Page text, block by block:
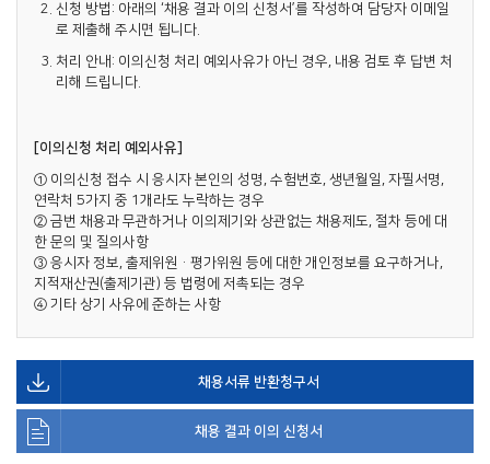
신청 방법: 아래의 ‘채용 결과 이의 신청서’를 작성하여 담당자 이메일
로 제출해 주시면 됩니다.
처리 안내: 이의신청 처리 예외사유가 아닌 경우, 내용 검토 후 답변 처
리해 드립니다.
[이의신청 처리 예외사유]
① 이의신청 접수 시 응시자 본인의 성명, 수험번호, 생년월일, 자필서명,
연락처 5가지 중 1개라도 누락하는 경우
② 금번 채용과 무관하거나 이의제기와 상관없는 채용제도, 절차 등에 대
한 문의 및 질의사항
③ 응시자 정보, 출제위원·평가위원 등에 대한 개인정보를 요구하거나,
지적재산권(출제기관) 등 법령에 저촉되는 경우
④ 기타 상기 사유에 준하는 사항
채용서류 반환청구서
채용 결과 이의 신청서